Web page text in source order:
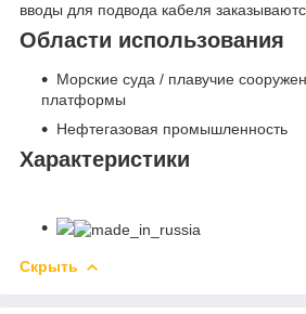
вводы для подвода кабеля
Области использования
Морские суда / плавучие
платформы
Нефтегазовая промышленность
Характеристики
Скрыть